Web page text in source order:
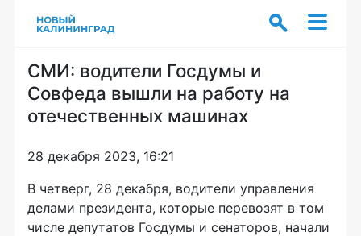
СМИ: водители Госдумы и
Совфеда вышли на работу на
отечественных машинах
28 декабря 2023, 16:21
В четверг, 28 декабря, водители управления
делами президента, которые перевозят в том
числе депутатов Госдумы и сенаторов, начали